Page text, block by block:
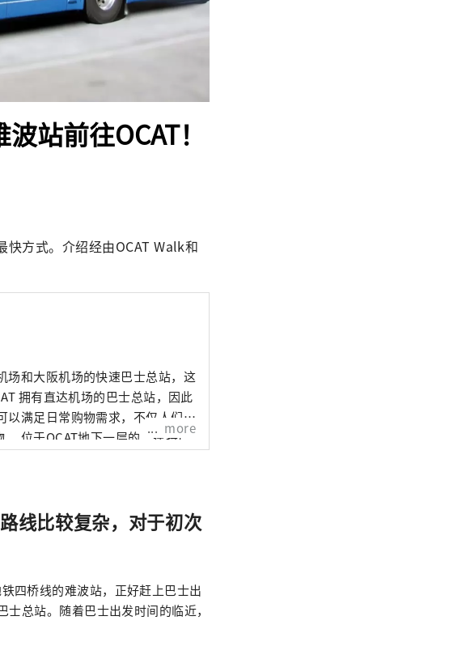
站前往OCAT！
方式。介绍经由OCAT Walk和
场和大阪机场的快速巴士总站，这
拥有直达机场的巴士总站，因此
以满足日常购物需求，不仅人们在
位于OCAT地下一层的“蓬特广
露天空间视野开阔，蓝天白云尽
more
线比较复杂，对于初次
四桥线的难波站，正好赶上巴士出
总站。随着巴士出发时间的临近，